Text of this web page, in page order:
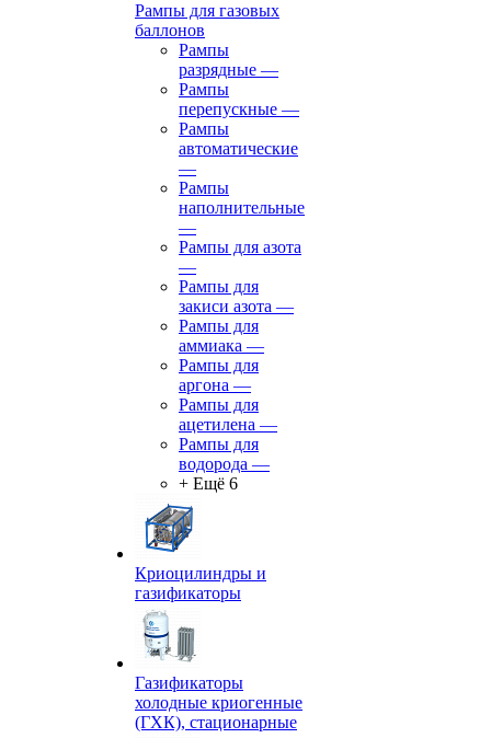
Рампы для газовых
баллонов
Рампы
разрядные —
Рампы
перепускные —
Рампы
автоматические
—
Рампы
наполнительные
—
Рампы для азота
—
Рампы для
закиси азота —
Рампы для
аммиака —
Рампы для
аргона —
Рампы для
ацетилена —
Рампы для
водорода —
+ Ещё 6
Криоцилиндры и
газификаторы
Газификаторы
холодные криогенные
(ГХК), стационарные